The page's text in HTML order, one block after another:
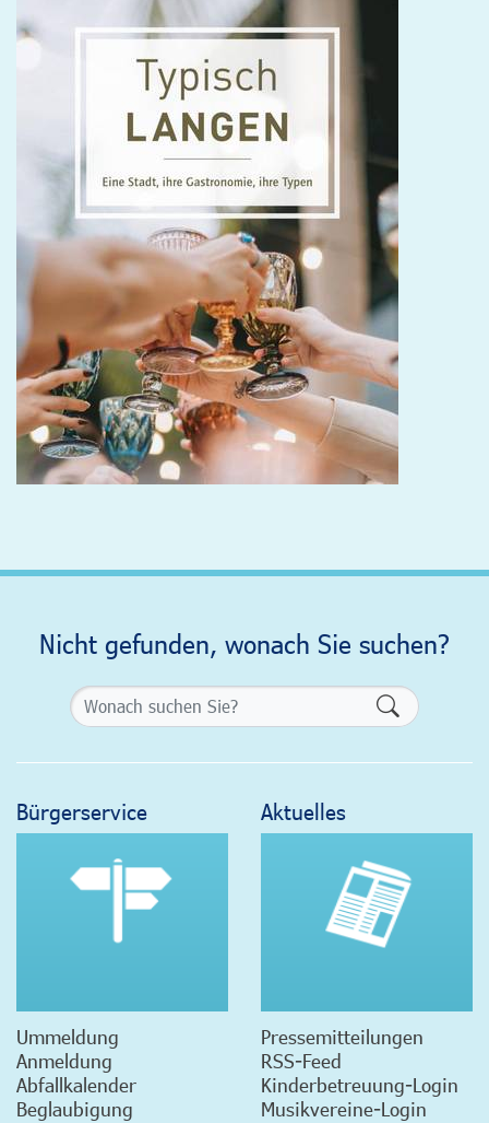
Nicht gefunden, wonach Sie suchen?
Bürgerservice
Ummeldung
Anmeldung
Abfallkalender
Beglaubigung
Aktuelles
Pressemitteilungen
RSS-Feed
Kinderbetreuung-Login
Musikvereine-Login